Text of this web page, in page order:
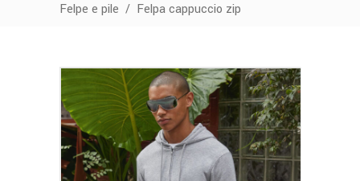
Felpe e pile / Felpa cappuccio zip